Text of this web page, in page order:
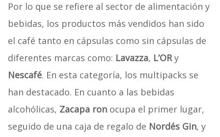
Por lo que se refiere al sector de alimentación y
bebidas, los productos más vendidos han sido
el café tanto en cápsulas como sin cápsulas de
diferentes marcas como: Lavazza, L’ORy
Nescafé. En esta categoría, los multipacks se
han destacado. En cuanto a las bebidas
alcohólicas, Zacapa ron ocupa el primer lugar,
seguido de una caja de regalo de Nordés Gin, y